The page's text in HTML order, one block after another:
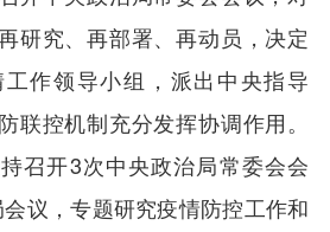
研究、再部署、再动员，决定
作领导小组，派出中央指导
联控机制充分发挥协调作用。
召开3次中央政治局常委会会
议，专题研究疫情防控工作和